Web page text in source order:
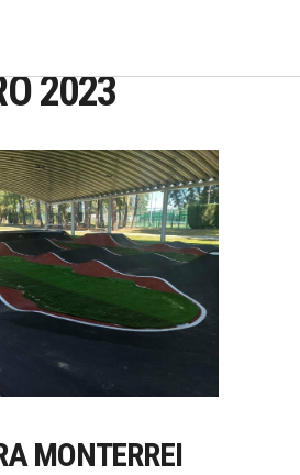
2023
MONTERREI